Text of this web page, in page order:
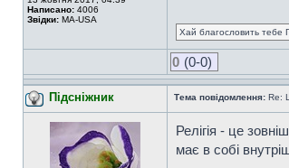
Написано: 4006
Звідки: MA-USA
Хай благословить тебе
0 (0-0)
Підсніжник Тема повідомлення: Re:
Релігія - це
має в собі